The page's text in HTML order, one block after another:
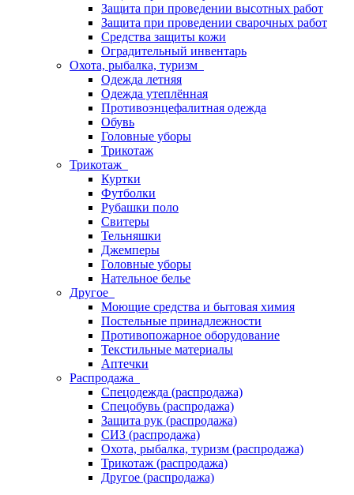
Защита при проведении высотных работ
Защита при проведении сварочных работ
Средства защиты кожи
Оградительный инвентарь
Охота, рыбалка, туризм
Одежда летняя
Одежда утеплённая
Противоэнцефалитная одежда
Обувь
Головные уборы
Трикотаж
Трикотаж
Куртки
Футболки
Рубашки поло
Свитеры
Тельняшки
Джемперы
Головные уборы
Нательное белье
Другое
Моющие средства и бытовая химия
Постельные принадлежности
Противопожарное оборудование
Текстильные материалы
Аптечки
Распродажа
Спецодежда (распродажа)
Спецобувь (распродажа)
Защита рук (распродажа)
СИЗ (распродажа)
Охота, рыбалка, туризм (распродажа)
Трикотаж (распродажа)
Другое (распродажа)